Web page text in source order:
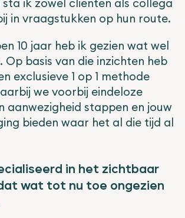
in vraagstukken op hun route.
10 jaar heb ik gezien wat wel
Op basis van die inzichten heb
exclusieve 1 op 1 methode
we voorbij eindeloze
aanwezigheid stappen en jouw
bieden waar het al die tijd al
in het zichtbaar
wat tot nu toe ongezien